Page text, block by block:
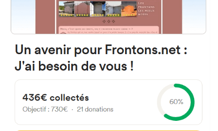
BUSCAR UN FRONTÓN
AÑADIR UN FRONTÓN
C. del Calvario 49680 San
Miguel del Valle, Zamora Spain
1 España